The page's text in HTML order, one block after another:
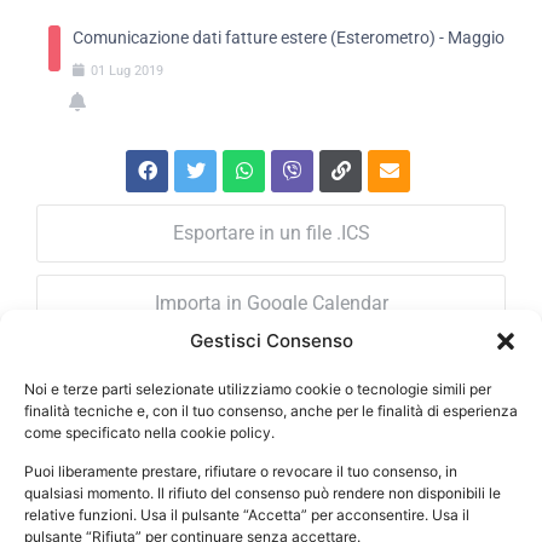
Gestisci Consenso
Noi e terze parti selezionate utilizziamo cookie o tecnologie simili per
finalità tecniche e, con il tuo consenso, anche per le finalità di esperienza
come specificato nella cookie policy.
Puoi liberamente prestare, rifiutare o revocare il tuo consenso, in
qualsiasi momento. Il rifiuto del consenso può rendere non disponibili le
relative funzioni. Usa il pulsante “Accetta” per acconsentire. Usa il
pulsante “Rifiuta” per continuare senza accettare.
Comunicazione dati fatture estere (Esterometro) - Maggio
01 Lug 2019
Esportare in un file .ICS
Importa in Google Calendar
ORARI DI APERTURA
Lun – Ven: 08.30-12.30 / 14.30-18.30
Il mercoledì lo studio è chiuso per disbrigo pratiche